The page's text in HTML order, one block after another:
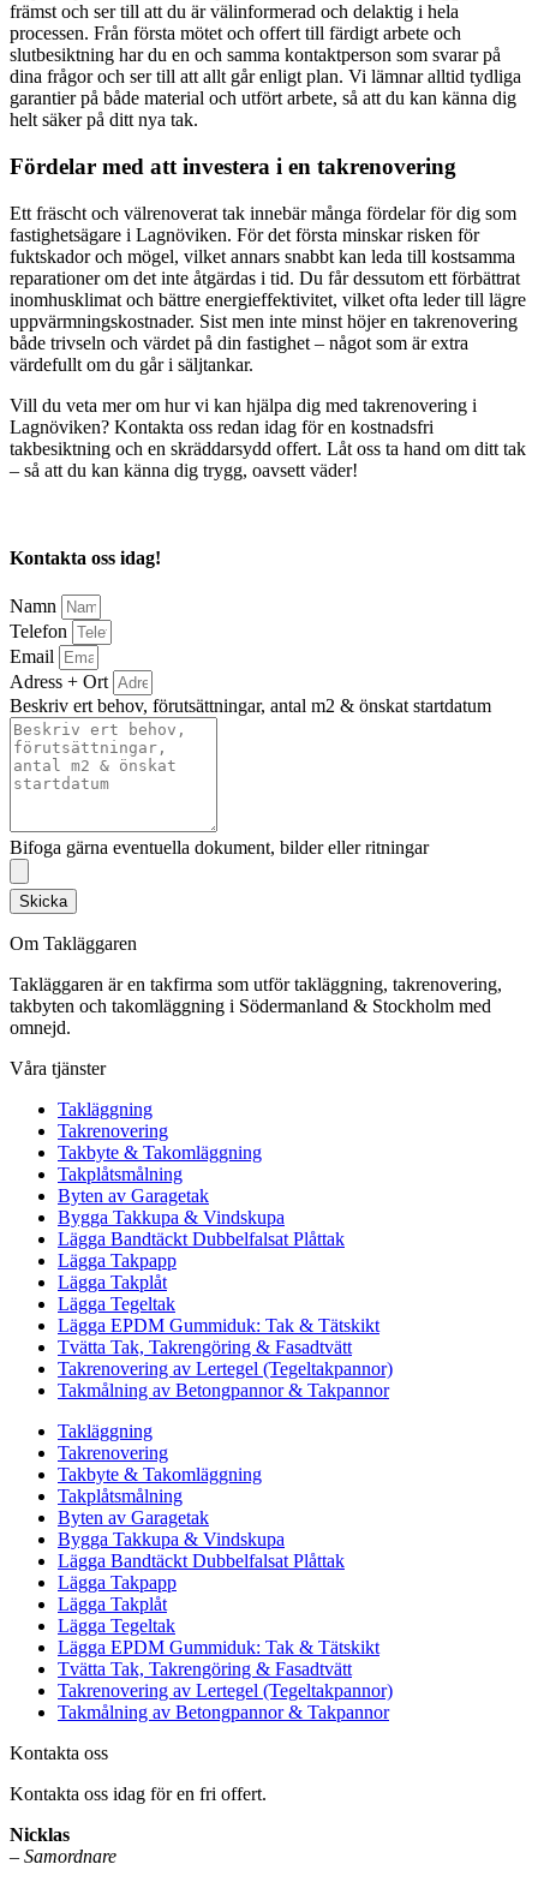
främst och ser till att du är välinformerad och delaktig i hela
processen. Från första mötet och offert till färdigt arbete och
slutbesiktning har du en och samma kontaktperson som svarar på
dina frågor och ser till att allt går enligt plan. Vi lämnar alltid tydliga
garantier på både material och utfört arbete, så att du kan känna dig
helt säker på ditt nya tak.
Fördelar med att investera i en takrenovering
Ett fräscht och välrenoverat tak innebär många fördelar för dig som
fastighetsägare i Lagnöviken. För det första minskar risken för
fuktskador och mögel, vilket annars snabbt kan leda till kostsamma
reparationer om det inte åtgärdas i tid. Du får dessutom ett förbättrat
inomhusklimat och bättre energieffektivitet, vilket ofta leder till lägre
uppvärmningskostnader. Sist men inte minst höjer en takrenovering
både trivseln och värdet på din fastighet – något som är extra
värdefullt om du går i säljtankar.
Vill du veta mer om hur vi kan hjälpa dig med takrenovering i
Lagnöviken? Kontakta oss redan idag för en kostnadsfri
takbesiktning och en skräddarsydd offert. Låt oss ta hand om ditt tak
– så att du kan känna dig trygg, oavsett väder!
Kontakta oss idag!
Namn
Telefon
Email
Adress + Ort
Beskriv ert behov, förutsättningar, antal m2 & önskat startdatum
Bifoga gärna eventuella dokument, bilder eller ritningar
Skicka
Om Takläggaren
Takläggaren är en takfirma som utför takläggning, takrenovering,
takbyten och takomläggning i Södermanland & Stockholm med
omnejd.
Våra tjänster
Takläggning
Takrenovering
Takbyte & Takomläggning
Takplåtsmålning
Byten av Garagetak
Bygga Takkupa & Vindskupa
Lägga Bandtäckt Dubbelfalsat Plåttak
Lägga Takpapp
Lägga Takplåt
Lägga Tegeltak
Lägga EPDM Gummiduk: Tak & Tätskikt
Tvätta Tak, Takrengöring & Fasadtvätt
Takrenovering av Lertegel (Tegeltakpannor)
Takmålning av Betongpannor & Takpannor
Takläggning
Takrenovering
Takbyte & Takomläggning
Takplåtsmålning
Byten av Garagetak
Bygga Takkupa & Vindskupa
Lägga Bandtäckt Dubbelfalsat Plåttak
Lägga Takpapp
Lägga Takplåt
Lägga Tegeltak
Lägga EPDM Gummiduk: Tak & Tätskikt
Tvätta Tak, Takrengöring & Fasadtvätt
Takrenovering av Lertegel (Tegeltakpannor)
Takmålning av Betongpannor & Takpannor
Kontakta oss
Kontakta oss idag för en fri offert.
Nicklas
– Samordnare